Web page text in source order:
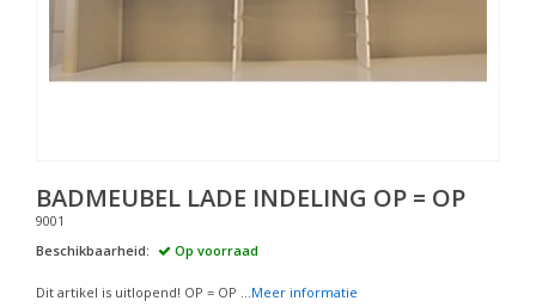
BADMEUBEL LADE INDELING OP = OP
9001
Beschikbaarheid:
Op voorraad
Dit artikel is uitlopend! OP = OP ...Meer informatie